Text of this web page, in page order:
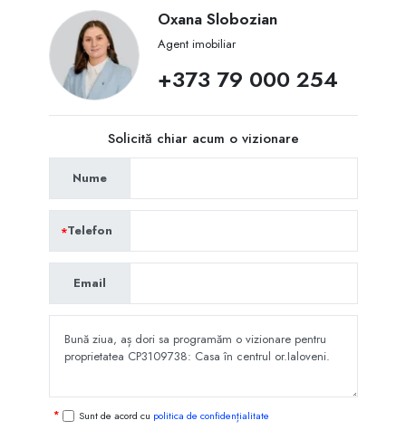
Oxana Slobozian
Agent imobiliar
+373 79 000 254
Solicită chiar acum o vizionare
Nume
Telefon
Email
Sunt de acord cu politica de confidențialitate